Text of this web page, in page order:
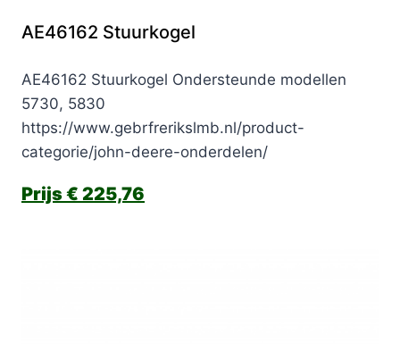
AE46162 Stuurkogel
AE46162 Stuurkogel Ondersteunde modellen
5730, 5830
https://www.gebrfrerikslmb.nl/product-
categorie/john-deere-onderdelen/
€ 225,76